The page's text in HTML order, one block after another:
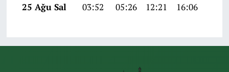
25 Ağu Sal
03:52 05:26 12:21 16:06